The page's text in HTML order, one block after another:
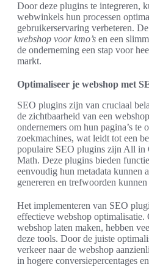
Door deze plugins te integreren,
webwinkels hun processen
gebruikerservaring verbeteren.
webshop voor kmo’s en een
de onderneming een stap voor
markt.
Optimaliseer je webshop met
SEO plugins zijn van cruciaal
de zichtbaarheid van een
ondernemers om hun pagina’s te
zoekmachines, wat leidt tot een
populaire SEO plugins zijn All in
Math. Deze plugins bieden
eenvoudig hun metadata kunnen
genereren en trefwoorden kunnen
Het implementeren van SEO
effectieve webshop optimalisatie.
webshop laten maken, hebben
deze tools. Door de juiste
verkeer naar de webshop
in hogere conversiepercentages